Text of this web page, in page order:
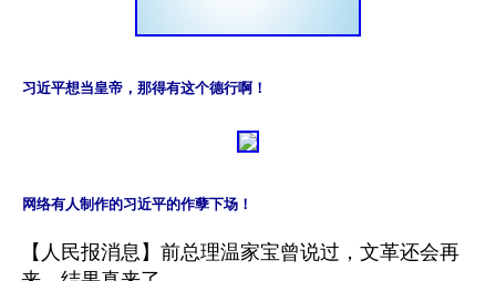
习近平想当皇帝，那得有这个德行啊！
网络有人制作的习近平的作孽下场！
【人民报消息】前总理温家宝曾说过，文革还会再